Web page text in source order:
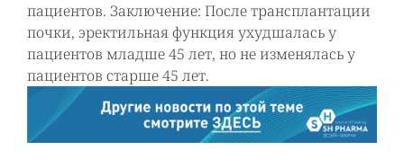
пациентов. Заключение: После трансплантации
почки, эректильная функция ухудшалась у
пациентов младше 45 лет, но не изменялась у
пациентов старше 45 лет.